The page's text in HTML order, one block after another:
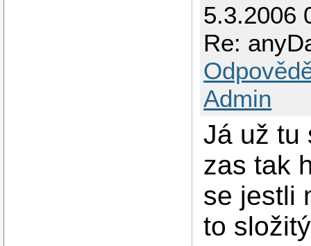
5.3.2006
Re:
Admin
Já už tu
zas tak
se jestli
to